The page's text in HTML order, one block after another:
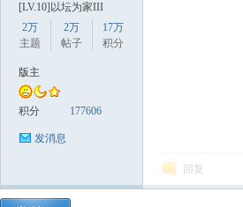
[LV.10]以坛为家III
2万
主题
2万
帖子
17万
积分
版主
积分 177606
发消息
回复